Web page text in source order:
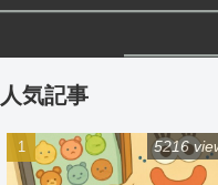
人気記事
5216